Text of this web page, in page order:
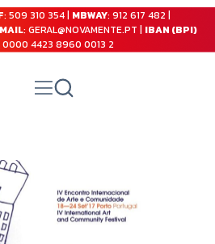
: 509 310 354 | MBWAY: 912 617 482 |
: GERAL@NOVAMENTE.PT | IBAN (BPI)
0000 4423 8960 0013 2